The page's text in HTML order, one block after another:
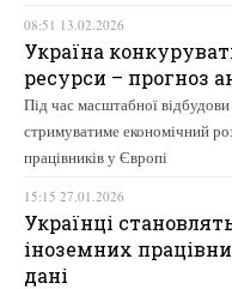
08:51 13.02.2026
Україна
ресурси – прогноз
Під час масштабної
стримуватиме економічний
працівників у Європі
15:15 27.01.2026
Українці
іноземних
дані